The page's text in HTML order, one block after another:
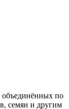
объединённых по
семян и другим